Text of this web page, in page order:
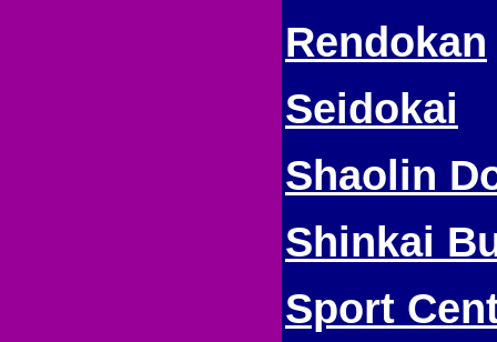
Rendokan
Seidokai
Shaolin
Shinkai
Sport